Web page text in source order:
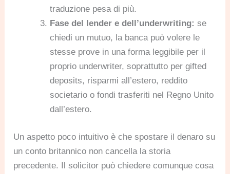
traduzione pesa di più.
Fase del lender e dell’underwriting: se
chiedi un mutuo, la banca può volere le
stesse prove in una forma leggibile per il
proprio underwriter, soprattutto per gifted
deposits, risparmi all’estero, reddito
societario o fondi trasferiti nel Regno Unito
dall’estero.
Un aspetto poco intuitivo è che spostare il denaro su
un conto britannico non cancella la storia
precedente. Il solicitor può chiedere comunque cosa